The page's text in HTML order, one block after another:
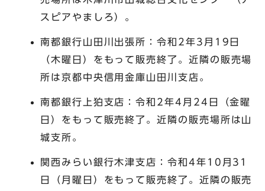
スピアやましろ）。
南都銀行山田川出張所：令和2年3月19日
（木曜日）をもって販売終了。近隣の販売場
所は京都中央信用金庫山田川支店。
南都銀行上狛支店：令和2年4月24日（金曜
日）をもって販売終了。近隣の販売場所は山
城支所。
関西みらい銀行木津支店：令和4年10月31
日（月曜日）をもって販売終了。近隣の販売